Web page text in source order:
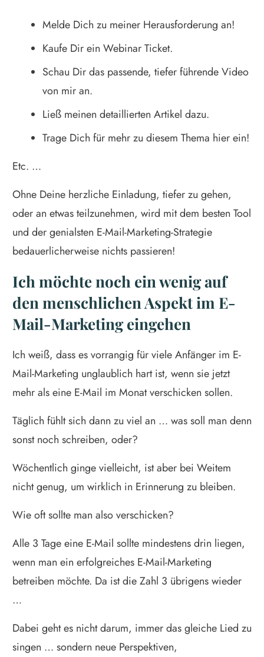
Melde Dich zu meiner Herausforderung an!
Kaufe Dir ein Webinar Ticket.
Schau Dir das passende, tiefer führende Video
von mir an.
Ließ meinen detaillierten Artikel dazu.
Trage Dich für mehr zu diesem Thema hier ein!
Etc. …
Ohne Deine herzliche Einladung, tiefer zu gehen,
oder an etwas teilzunehmen, wird mit dem besten Tool
und der genialsten E-Mail-Marketing-Strategie
bedauerlicherweise nichts passieren!
Ich möchte noch ein wenig auf
den menschlichen Aspekt im E-
Mail-Marketing eingehen
Ich weiß, dass es vorrangig für viele Anfänger im E-
Mail-Marketing unglaublich hart ist, wenn sie jetzt
mehr als eine E-Mail im Monat verschicken sollen.
Täglich fühlt sich dann zu viel an … was soll man denn
sonst noch schreiben, oder?
Wöchentlich ginge vielleicht, ist aber bei Weitem
nicht genug, um wirklich in Erinnerung zu bleiben.
Wie oft sollte man also verschicken?
Alle 3 Tage eine E-Mail sollte mindestens drin liegen,
wenn man ein erfolgreiches E-Mail-Marketing
betreiben möchte. Da ist die Zahl 3 übrigens wieder
…
Dabei geht es nicht darum, immer das gleiche Lied zu
singen … sondern neue Perspektiven,